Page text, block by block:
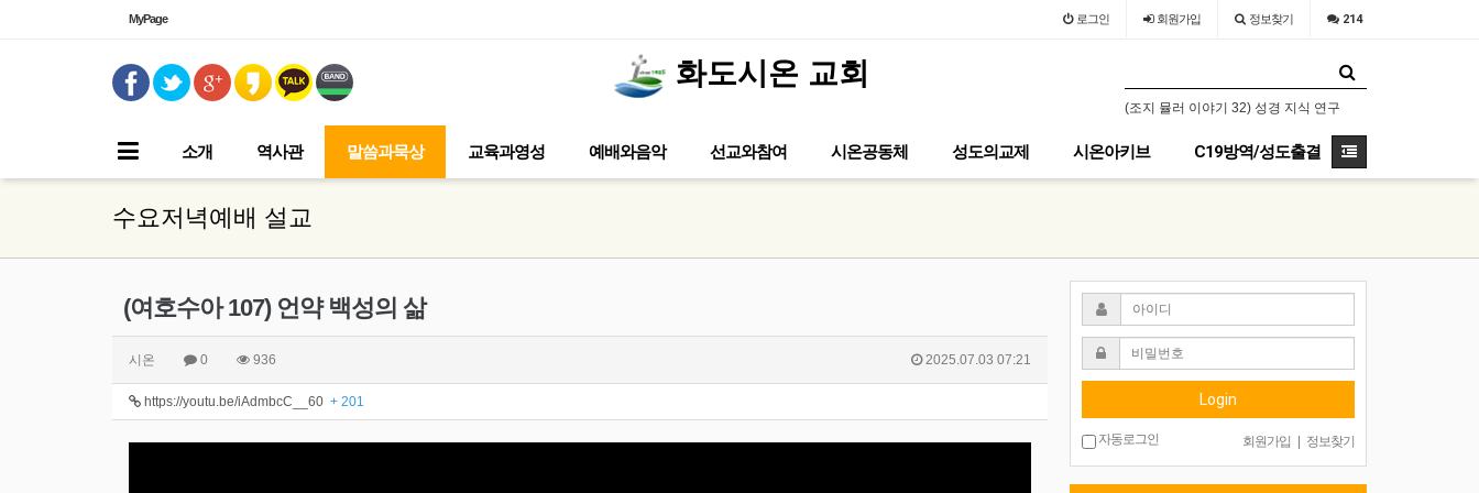
MyPage 로그인 회원가입 정보찾기 214
화도시온 교회
(조지 뮬러 이야기 32) 성경 지식 연구원 설립 1
소개 역사관 말씀과묵상 교육과영성 예배와음악 선교와참여 시온공동체 성도의교제 시온아키브 C19방역/성도출결
수요저녁예배 설교
(여호수아 107) 언약 백성의 삶
시온 0 936 2025.07.03 07:21
https://youtu.be/iAdmbcC__60 + 201 Login
자동로그인 회원가입 정보찾기